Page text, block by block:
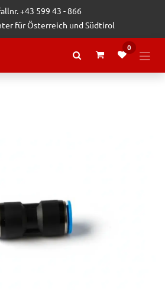
+43 599 43 - 866
für Österreich und Südtirol
0